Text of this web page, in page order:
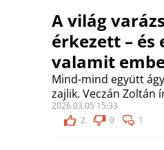
A világ
érkezett –
valamit
Mind-mind együtt
zajlik. Veczán Zoltán
2026.03.05 15:33
2
0 1